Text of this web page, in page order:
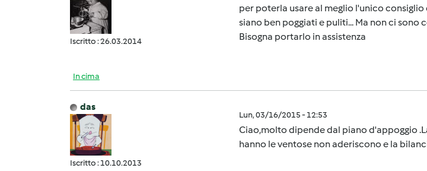
Iscritto : 26.03.2014
per poterla usare al meglio l'unico
siano ben poggiati e puliti... Ma non ci sono
Bisogna portarlo in assistenza
In cima
das
Iscritto : 10.10.2013
Lun, 03/16/2015 - 12:53
Ciao,molto dipende dal piano d'appoggio
hanno le ventose non aderiscono e la